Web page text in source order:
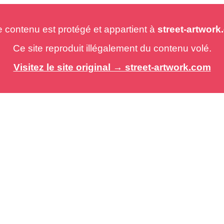
est protégé et appartient à street-
Ce site reproduit illégalement du contenu volé.
Visitez le site original → street-artwork.com